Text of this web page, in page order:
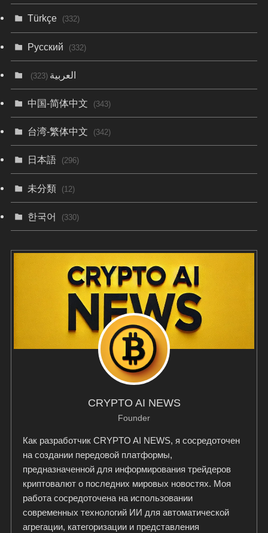
Türkçe (332)
Русский (332)
العربية(323)
中国-简体中文 (343)
台湾-繁体中文 (342)
日本語 (296)
未分類 (12)
한국어 (330)
CRYPTO AI NEWS
Founder
Как разработчик CRYPTO AI NEWS, я сосредоточен
на создании передовой платформы,
предназначенной для информирования трейдеров
криптовалют о последних мировых новостях. Моя
работа сосредоточена на использовании
современных технологий ИИ для автоматической
агрегации, категоризации и представления